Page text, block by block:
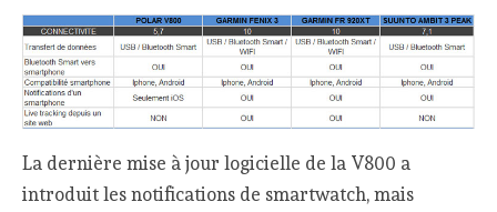
La dernière mise à jour logicielle de la V800 a
introduit les notifications de smartwatch, mais